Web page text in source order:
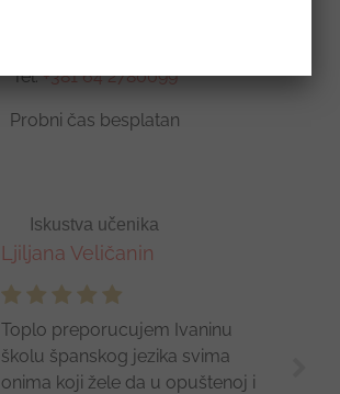
Tel:+381 64 2780099
Probni čas besplatan
Iskustva učenika
Ljiljana Veličanin
Toplo preporucujem Ivaninu
školu španskog jezika svima
onima koji žele da u opuštenoj i